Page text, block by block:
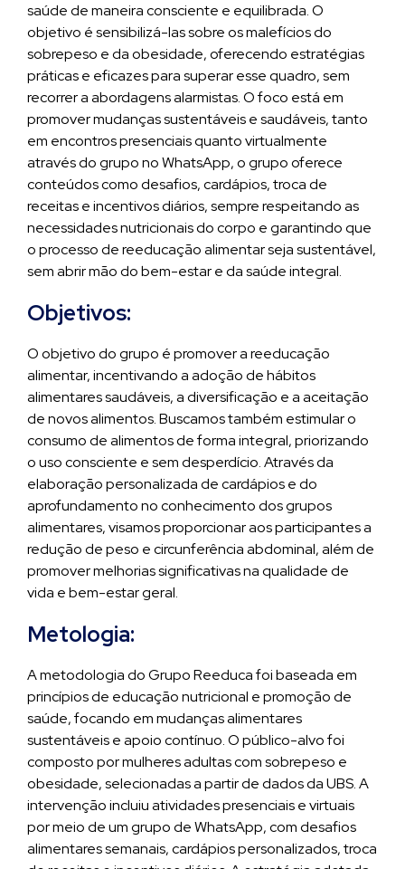
saúde de maneira consciente e equilibrada. O
objetivo é sensibilizá-las sobre os malefícios do
sobrepeso e da obesidade, oferecendo estratégias
práticas e eficazes para superar esse quadro, sem
recorrer a abordagens alarmistas. O foco está em
promover mudanças sustentáveis e saudáveis, tanto
em encontros presenciais quanto virtualmente
através do grupo no WhatsApp, o grupo oferece
conteúdos como desafios, cardápios, troca de
receitas e incentivos diários, sempre respeitando as
necessidades nutricionais do corpo e garantindo que
o processo de reeducação alimentar seja sustentável,
sem abrir mão do bem-estar e da saúde integral.
Objetivos:
O objetivo do grupo é promover a reeducação
alimentar, incentivando a adoção de hábitos
alimentares saudáveis, a diversificação e a aceitação
de novos alimentos. Buscamos também estimular o
consumo de alimentos de forma integral, priorizando
o uso consciente e sem desperdício. Através da
elaboração personalizada de cardápios e do
aprofundamento no conhecimento dos grupos
alimentares, visamos proporcionar aos participantes a
redução de peso e circunferência abdominal, além de
promover melhorias significativas na qualidade de
vida e bem-estar geral.
Metologia:
A metodologia do Grupo Reeduca foi baseada em
princípios de educação nutricional e promoção de
saúde, focando em mudanças alimentares
sustentáveis e apoio contínuo. O público-alvo foi
composto por mulheres adultas com sobrepeso e
obesidade, selecionadas a partir de dados da UBS. A
intervenção incluiu atividades presenciais e virtuais
por meio de um grupo de WhatsApp, com desafios
alimentares semanais, cardápios personalizados, troca